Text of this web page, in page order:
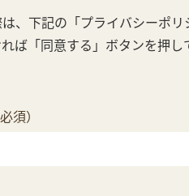
、下記の「プライバシーポリ
ば「同意する」ボタンを押し
須）